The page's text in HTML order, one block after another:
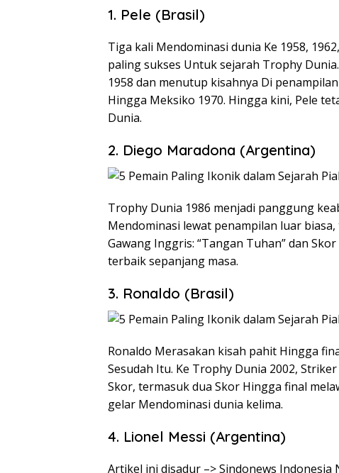
1. Pele (Brasil)
Tiga kali Mendominasi dunia Ke 1958,
paling sukses Untuk sejarah Trophy
1958 dan menutup kisahnya Di
Hingga Meksiko 1970. Hingga kini, Pele
Dunia.
2. Diego Maradona (Argentina)
Trophy Dunia 1986 menjadi panggung
Mendominasi lewat penampilan luar
Gawang Inggris: “Tangan Tuhan” dan
terbaik sepanjang masa.
3. Ronaldo (Brasil)
Ronaldo Merasakan kisah pahit Hingga
Sesudah Itu. Ke Trophy Dunia 2002,
Skor, termasuk dua Skor Hingga final
gelar Mendominasi dunia kelima.
4. Lionel Messi (Argentina)
Artikel ini disadur –> Sindonews